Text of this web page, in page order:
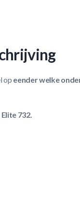
op eender welke
732.